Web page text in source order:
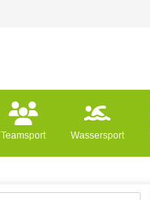
Teamsport Wassersport